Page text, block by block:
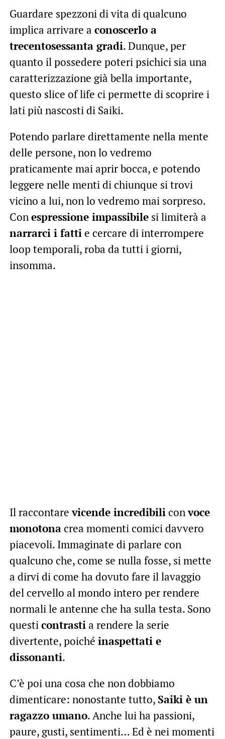
Guardare spezzoni di vita di qualcuno
implica arrivare a conoscerlo a
trecentosessanta gradi. Dunque, per
quanto il possedere poteri psichici sia una
caratterizzazione già bella importante,
questo slice of life ci permette di scoprire i
lati più nascosti di Saiki.
Potendo parlare direttamente nella mente
delle persone, non lo vedremo
praticamente mai aprir bocca, e potendo
leggere nelle menti di chiunque si trovi
vicino a lui, non lo vedremo mai sorpreso.
Conespressione impassibilesi limiterà a
narrarci i fattie cercare di interrompere
loop temporali, roba da tutti i giorni,
insomma.
Il raccontarevicende incredibiliconvoce
monotonacrea momenti comici davvero
piacevoli. Immaginate di parlare con
qualcuno che, come se nulla fosse, si mette
a dirvi di come ha dovuto fare il lavaggio
del cervello al mondo intero per rendere
normali le antenne che ha sulla testa. Sono
questicontrastia rendere la serie
divertente, poiché inaspettati e
dissonanti.
C’è poi una cosa che non dobbiamo
dimenticare: nonostante tutto, Saiki è un
ragazzo umano. Anche lui ha passioni,
paure, gusti, sentimenti… Ed è nei momenti